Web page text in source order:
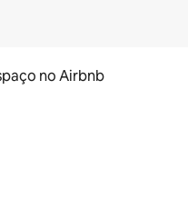
no Airbnb